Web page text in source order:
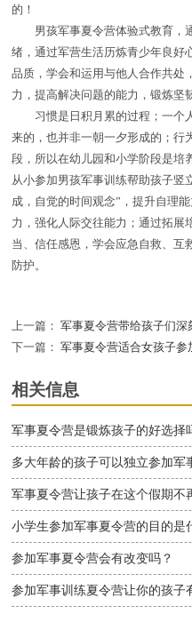
的！
男孩军事夏令营体验式教育，
绪，通过军营生活历炼青少年良好
品质，学会和运用与他人合作共处
力，提高解决问题的能力，锻炼坚
习惯是日积月累的过程；一个
来的，也并非一朝一夕形成的；行
段，所以在幼儿园和小学阶段是培
从小参加男孩军事训练帮助孩子竖
成，自觉的时间观念”，提升自理
力，强化人际交往能力；通过拓展
当、信任感恩，学会应急自救、互
防护。
上一篇： 军事夏令营带给孩子们深
下一篇： 军事夏令营适合女孩子参
相关信息
军事夏令营是锻炼孩子的好选择
多大年龄的孩子可以独立参加军
军事夏令营让孩子在这个假期不
小学生参加军事夏令营的目的是
参加军事夏令营会有改变吗？
参加军事训练夏令营让你的孩子